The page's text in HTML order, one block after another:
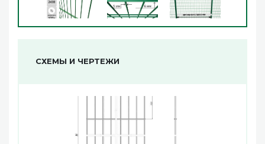
СХЕМЫ И ЧЕРТЕЖИ